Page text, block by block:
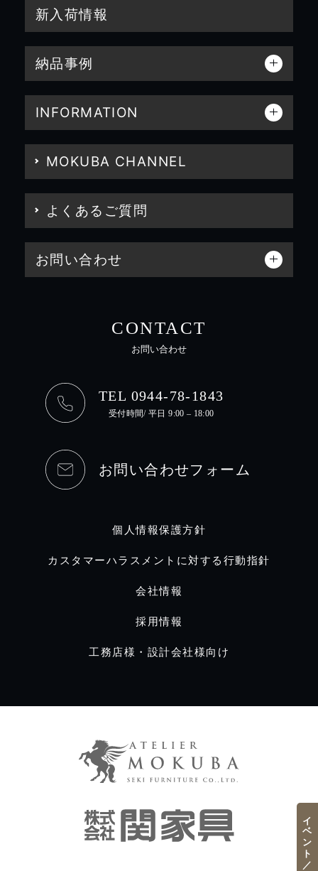
新入荷情報
納品事例
INFORMATION
MOKUBA CHANNEL
よくあるご質問
お問い合わせ
CONTACT
お問い合わせ
TEL 0944-78-1843
受付時間/ 平日 9:00 – 18:00
お問い合わせフォーム
個人情報保護方針
カスタマーハラスメントに対する行動指針
会社情報
採用情報
工務店様・設計会社様向け